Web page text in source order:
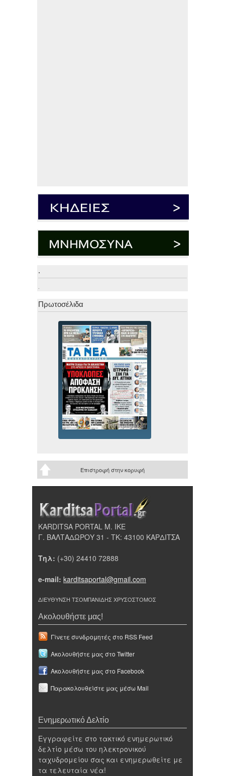
.
.
Πρωτοσέλιδα
Επιστροφή στην κορυφή
KARDITSA PORTAL Μ. ΙΚΕ
Γ. ΒΑΛΤΑΔΩΡΟΥ 31 - ΤΚ: 43100 ΚΑΡΔΙΤΣΑ
Τηλ: (+30) 24410 72888
e-mail: karditsaportal@gmail.com
ΔΙΕΥΘΥΝΣΗ ΤΣΟΜΠΑΝΙΔΗΣ ΧΡΥΣΟΣΤΟΜΟΣ
Ακολουθήστε μας!
Γίνετε συνδρομητές στο RSS Feed
Ακολουθήστε μας στο Twitter
Ακολουθήστε μας στο Facebook
Παρακολουθείστε μας μέσω Mail
Ενημερωτικό Δελτίο
Εγγραφείτε στο τακτικό ενημερωτικό
δελτίο μέσω του ηλεκτρονικού
ταχυδρομείου σας και ενημερωθείτε με
τα τελευταία νέα!